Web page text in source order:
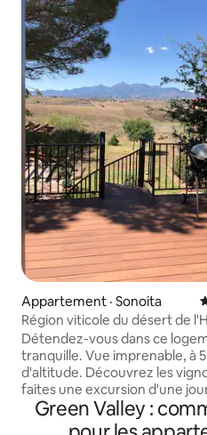
Appartement · Sonoita
Région viticole du désert de
Détendez-vous dans ce
tranquille. Vue imprenable, à
d'altitude. Découvrez les
faites une excursion d'une
visitez les attractions locales.
L'appartement du deuxième
Green Valley :